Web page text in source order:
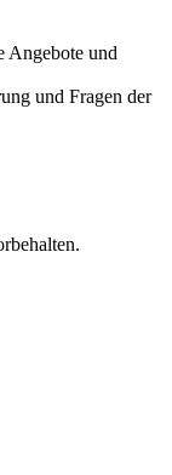
Angebote und
und Fragen der